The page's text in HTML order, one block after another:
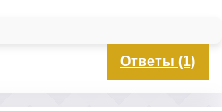
Ответы (1)